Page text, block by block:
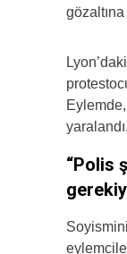
gözaltına
yaralandı.
“Polis